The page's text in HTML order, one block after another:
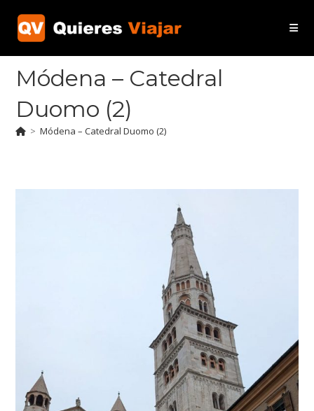
contenido
Módena – Catedral
Duomo (2)
> Módena – Catedral Duomo (2)